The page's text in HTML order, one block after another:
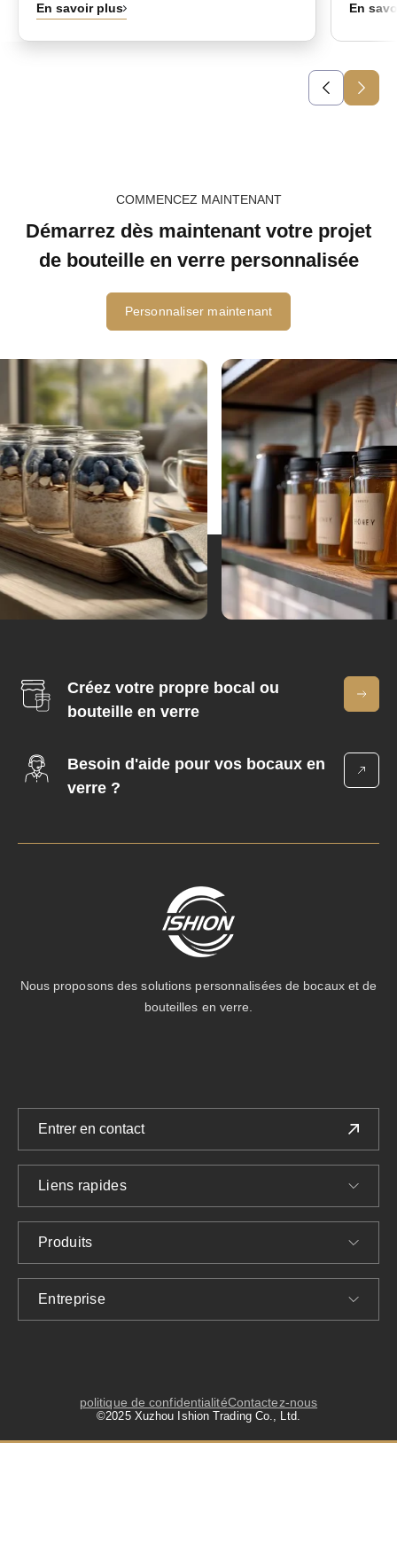
En savoir plus En
COMMENCEZ MAINTENANT
Démarrez dès maintenant votre projet
de bouteille en verre personnalisée
Personnaliser maintenant
Créez votre propre bocal ou
bouteille en verre
Besoin d'aide pour vos bocaux en
verre ?
Nous proposons des solutions personnalisées de bocaux et de
bouteilles en verre.
Entrer en contact
Liens rapides
Produits
Entreprise
©2025 Xuzhou Ishion Trading Co., Ltd.
politique de confidentialitéContactez-nous